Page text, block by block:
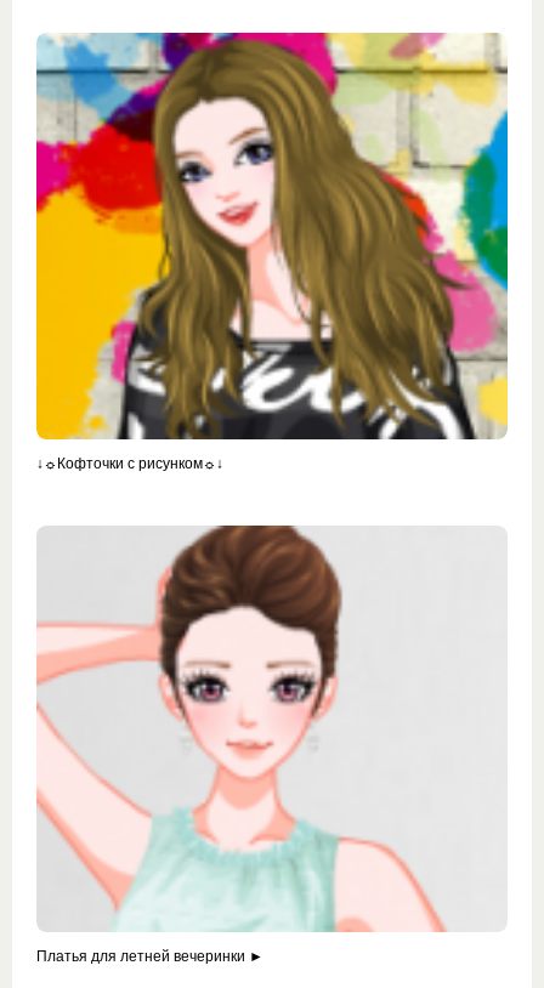
↓☼Кофточки с рисунком☼↓
Платья для летней вечеринки ►